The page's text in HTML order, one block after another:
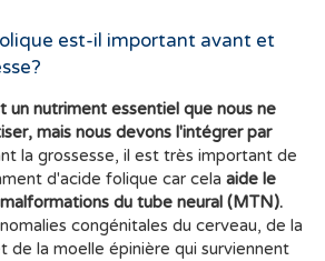
est-il important avant et
nutriment essentiel que nous ne
mais nous devons l'intégrer par
la grossesse, il est très important de
d'acide folique car cela aide le
du tube neural (MTN).
congénitales du cerveau, de la
de la moelle épinière qui surviennent